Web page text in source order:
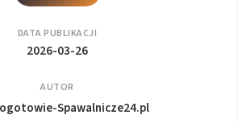
DATA PUBLIKACJI
2026-03-26
AUTOR
Spawalnicze24.pl